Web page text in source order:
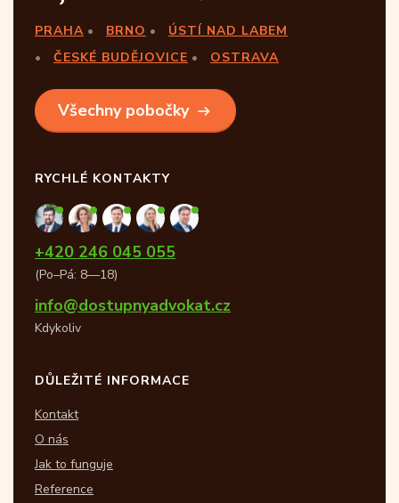
PRAHA BRNO
ÚSTÍ NAD LABEM
ČESKÉ BUDĚJOVICE
OSTRAVA
Všechny pobočky
RYCHLÉ KONTAKTY
+420 246 045 055
(Po–Pá: 8—18)
info@dostupnyadvokat.cz
Kdykoliv
DŮLEŽITÉ INFORMACE
Kontakt
O nás
Jak to funguje
Reference